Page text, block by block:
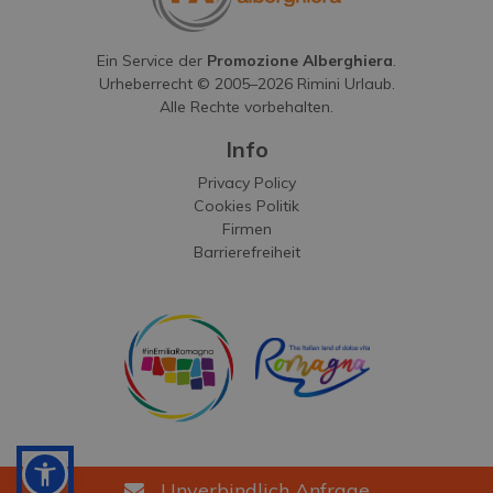
Ein Service der Promozione Alberghiera.
Urheberrecht © 2005–2026Rimini Urlaub.
Alle Rechte vorbehalten.
Info
Privacy Policy
Cookies Politik
Firmen
Barrierefreiheit